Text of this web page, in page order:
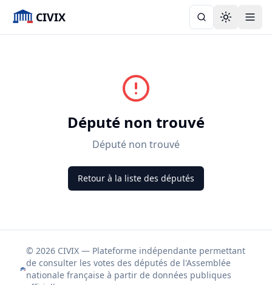
CIVIX Toggle
Député non trouvé
Député non trouvé
Retour à la liste des députés
© 2026 CIVIX — Plateforme indépendante permettant
de consulter les votes des députés de l'Assemblée
nationale française à partir de données publiques